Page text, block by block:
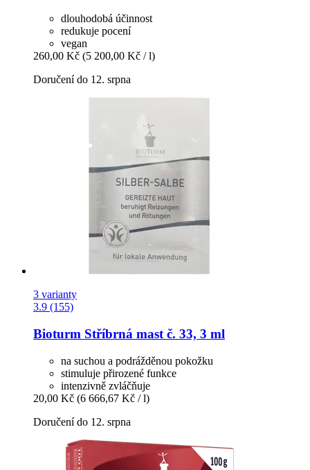
dlouhodobá účinnost
redukuje pocení
vegan
260,00 Kč (5 200,00 Kč / l)
Doručení do 12. srpna
3 varianty
3.9 (155)
Bioturm Stříbrná mast č. 33, 3 ml
na suchou a podrážděnou pokožku
stimuluje přirozené funkce
intenzivně zvláčňuje
20,00 Kč (6 666,67 Kč / l)
Doručení do 12. srpna